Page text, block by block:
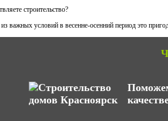
строительство?
важных условий в весенне-осенний период это